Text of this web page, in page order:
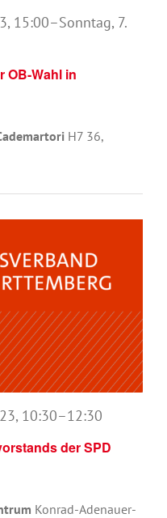
OB-Wahl in
15:00–Sonntag, 7.
H7 36,
der SPD
10:30–12:30
Konrad-Adenauer-